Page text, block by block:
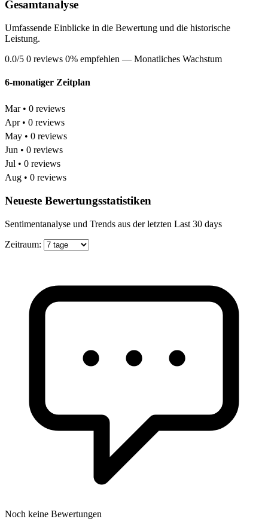
Gesamtanalyse
Umfassende Einblicke in die Bewertung und die historische
Leistung.
0.0/5 0 reviews 0% empfehlen — Monatliches Wachstum
6-monatiger Zeitplan
Mar • 0 reviews
Apr • 0 reviews
May • 0 reviews
Jun • 0 reviews
Jul • 0 reviews
Aug • 0 reviews
Neueste Bewertungsstatistiken
Sentimentanalyse und Trends aus der letzten Last 30 days
Zeitraum:
Noch keine Bewertungen